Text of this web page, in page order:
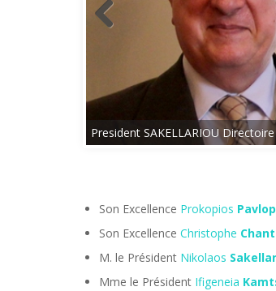
President SAKELLARIOU
Son Excellence Prokopios
Son Excellence Christophe
M. le Président Nikolaos
Mme le Président Ifigeneia